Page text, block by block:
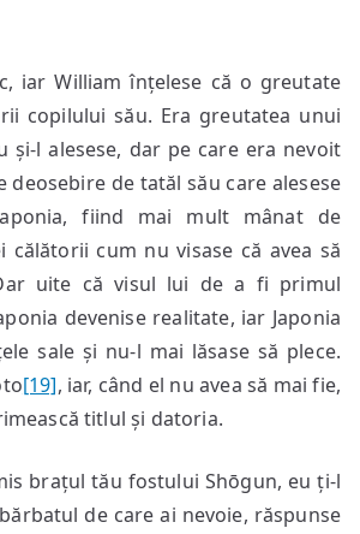
iar William înțelese că o greutate
copilului său. Era greutatea unui
și-l alesese, dar pe care era nevoit
deosebire de tatăl său care alesese
fiind mai mult mânat de
călătorii cum nu visase că avea să
uite că visul lui de a fi primul
devenise realitate, iar Japonia
sale și nu-l mai lăsase să plece.
[19], iar, când el nu avea să mai fie,
titlul și datoria.
brațul tău fostului Shōgun, eu ți-l
de care ai nevoie, răspunse